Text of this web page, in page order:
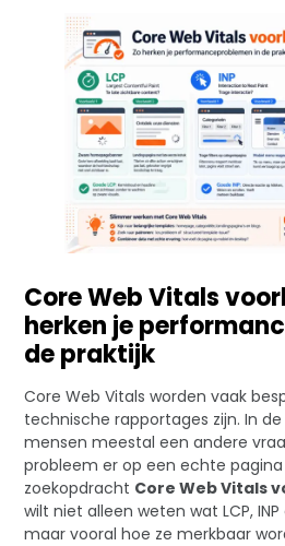
Core Web Vitals
herken je
de praktijk
Core Web Vitals worden vaak
technische rapportages zijn. In
mensen meestal een andere
probleem er op een echte
zoekopdracht Core Web Vitals
wilt niet alleen weten wat LCP,
maar vooral hoe ze merkbaar